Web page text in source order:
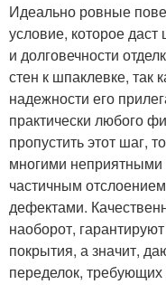
Идеально ровные
условие, которое
и долговечности
стен к шпаклевке, так
надежности его
практически любого
пропустить этот шаг,
многими
частичным
дефектами.
наоборот,
покрытия, а значит,
переделок,